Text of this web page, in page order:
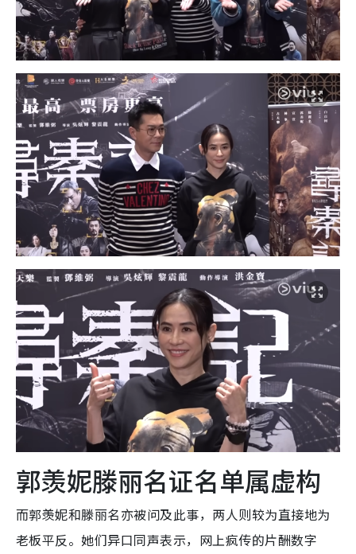
郭羡妮滕丽名证名单属虚构
而郭羡妮和滕丽名亦被问及此事，两人则较为直接地为
老板平反。她们异口同声表示，网上疯传的片酬数字